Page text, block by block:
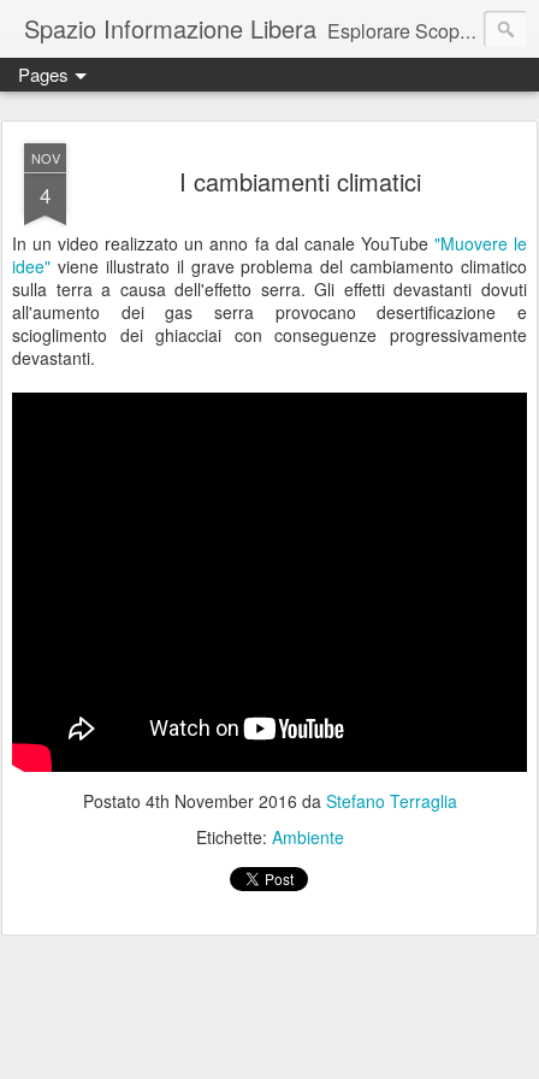
Spazio Informazione Libera Esplorare Scoprire Creare
Escursioni, viaggi, arte, tecnologia, attualità
Pages
NOV
4 I cambiamenti climatici
In un video realizzato un anno fa dal canale YouTube "Muovere le
idee" viene illustrato il grave problema del cambiamento climatico
sulla terra a causa dell'effetto serra. Gli effetti devastanti dovuti
all'aumento dei gas serra provocano desertificazione e
scioglimento dei ghiacciai con conseguenze progressivamente
devastanti.
Postato 4th November 2016 da Stefano Terraglia
Etichette: Ambiente